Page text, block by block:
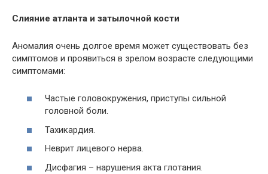
Слияние атланта и затылочной кости
Аномалия очень долгое время может существовать без
симптомов и проявиться в зрелом возрасте следующими
симптомами:
Частые головокружения, приступы сильной
головной боли.
Тахикардия.
Неврит лицевого нерва.
Дисфагия – нарушения акта глотания.